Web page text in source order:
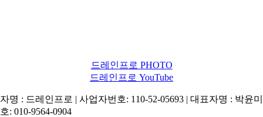
드레인프로 PHOTO
드레인프로 YouTube
명 : 드레인프로 | 사업자번호: 110-52-05693 | 대표자명 : 박윤
: 010-9564-0904